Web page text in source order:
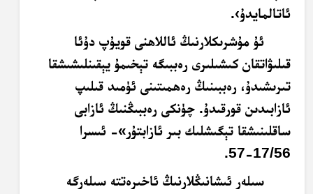
ئاتالمايدۇ›.
ئۇ مۇشرىكلارنىڭ ئاللاھنى قويۇپ دۇئا
قىلىۋاتقان كىشىلىرى رەببىگە تېخىمۇ يېقىنلىشىشقا
تىرىشىدۇ، رەببىنىڭ رەھمىتىنى ئۈمىد قىلىپ
ئازابىدىن قورقىدۇ. چۈنكى رەببىڭنىڭ ئازابى
ساقلىنىشقا تېگىشلىك بىر ئازابتۇر»- ئىسرا
17/56-57.
سىلەر ئىشانىڭلارنىڭ ئاخىرەتتە سىلەرگە